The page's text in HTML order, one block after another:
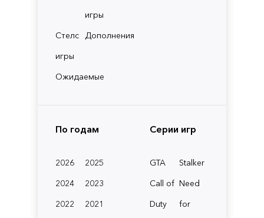
игры
Стелс
игры
Дополнения
Ожидаемые
По годам
2026
2025
2024
2023
2022
2021
Серии игр
GTA
Stalker
Call of
Duty
Need
for